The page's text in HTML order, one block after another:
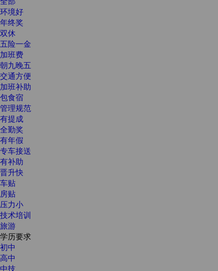
环境好
年终奖
双休
五险一金
加班费
朝九晚五
交通方便
加班补助
包食宿
管理规范
有提成
全勤奖
有年假
专车接送
有补助
晋升快
车贴
房贴
压力小
技术培训
旅游
学历要求
初中
高中
中技